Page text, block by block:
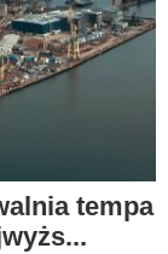
tempa